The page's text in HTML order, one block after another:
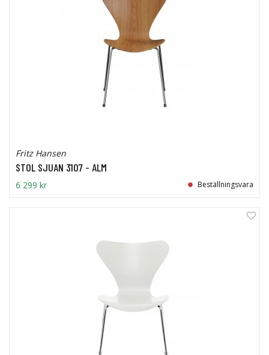
Fritz Hansen
STOL SJUAN 3107 - ALM
6 299 kr Beställningsvara